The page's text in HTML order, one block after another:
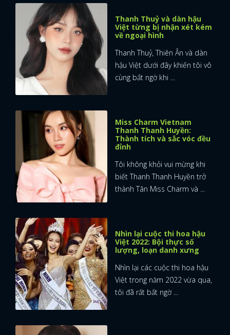
Thanh Thuỷ và dàn hậu
Việt từng bị nhận xét kém
về ngoại hình
Thanh Thuỷ, Thiên Ân và dàn
hậu Việt dưới đây khiến tôi vô
cùng bất ngờ khi ...
Miss Charm Vietnam
Thanh Thanh Huyền:
Thành tích và sắc vóc đều
đỉnh
Tôi không khỏi vui mừng khi
biết Thanh Thanh Huyền trở
thành Tân Miss Charm và ...
Nhìn lại cuộc thi hoa hậu
Việt 2022: Bội thực số
lượng, loạn danh xưng
Nhìn lại các cuộc thi hoa hậu
Việt trong năm 2022 vừa qua,
tôi đã rất bất ngờ ...